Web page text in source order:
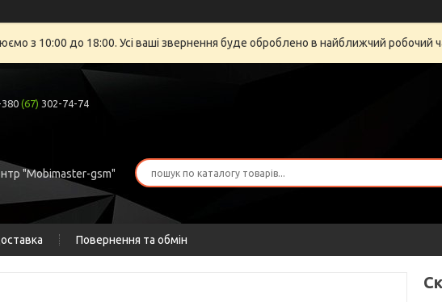
з 10:00 до 18:00. Усі ваші звернення буде оброблено в найближчий робочий
(67) 302-74-74
"Mobimaster-gsm"
Повернення та обмін